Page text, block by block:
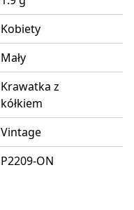
Kobiety
Mały
Krawatka z
kółkiem
Vintage
P2209-ON